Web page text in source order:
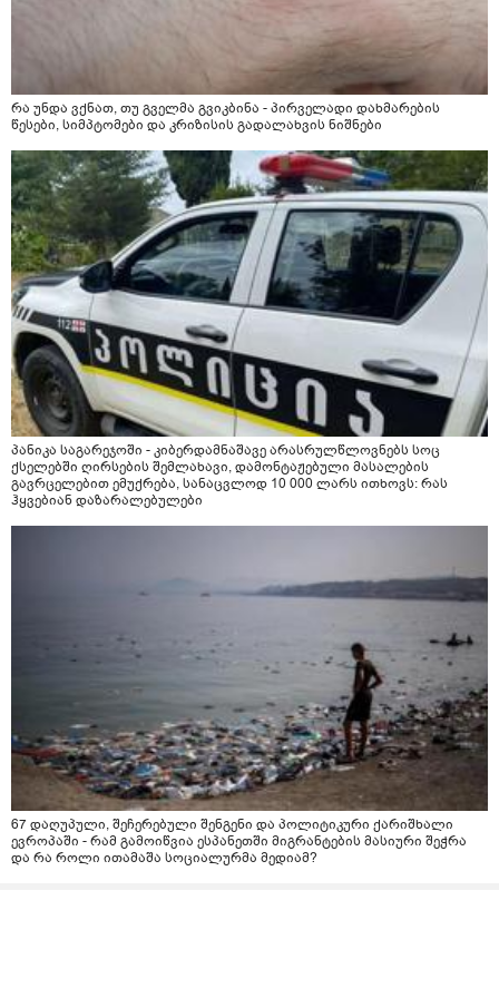
რა უნდა ვქნათ, თუ გველმა გვიკბინა - პირველადი დახმარების
წესები, სიმპტომები და კრიზისის გადალახვის ნიშნები
პანიკა საგარეჯოში - კიბერდამნაშავე არასრულწლოვნებს სოც
ქსელებში ღირსების შემლახავი, დამონტაჟებული მასალების
გავრცელებით ემუქრება, სანაცვლოდ 10 000 ლარს ითხოვს: რას
ჰყვებიან დაზარალებულები
67 დაღუპული, შეჩერებული შენგენი და პოლიტიკური ქარიშხალი
ევროპაში - რამ გამოიწვია ესპანეთში მიგრანტების მასიური შეჭრა
და რა როლი ითამაშა სოციალურმა მედიამ?